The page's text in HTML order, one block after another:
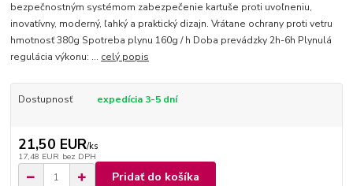
bezpečnostným systémom zabezpečenie kartuše proti uvoľneniu,
inovatívny, moderný, ľahký a praktický dizajn. Vrátane ochrany proti vetru
hmotnosť 380g Spotreba plynu 160g / h Doba prevádzky 2h-6h Plynulá
regulácia výkonu: ... celý popis
Dostupnosť expedícia 3-5 dní
21,50 EUR/ks
17,48 EUR bez DPH
Pridať do košíka